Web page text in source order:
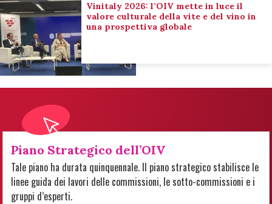
Vinitaly 2026: l’OIV mette in luce il
valore culturale della vite e del vino in
una prospettiva globale
Piano Strategico dell’OIV
Tale piano ha durata quinquennale. Il piano strategico stabilisce le
linee guida dei lavori delle commissioni, le sotto-commissioni e i
gruppi d’esperti.